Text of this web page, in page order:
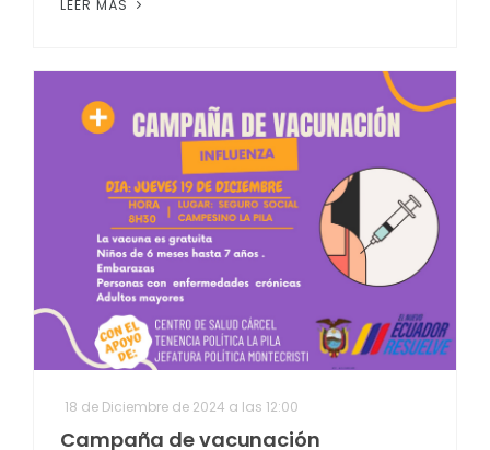
LEER MÁS
18 de Diciembre de 2024 a las 12:00
Campaña de vacunación